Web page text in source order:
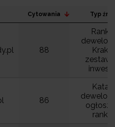
Cytowania Typ
88
86